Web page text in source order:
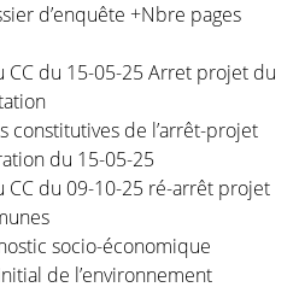
d’enquête +Nbre pages
CC du 15-05-25 Arret projet du
constitutives de l’arrêt-projet
du 15-05-25
CC du 09-10-25 ré-arrêt projet
socio-économique
de l’environnement